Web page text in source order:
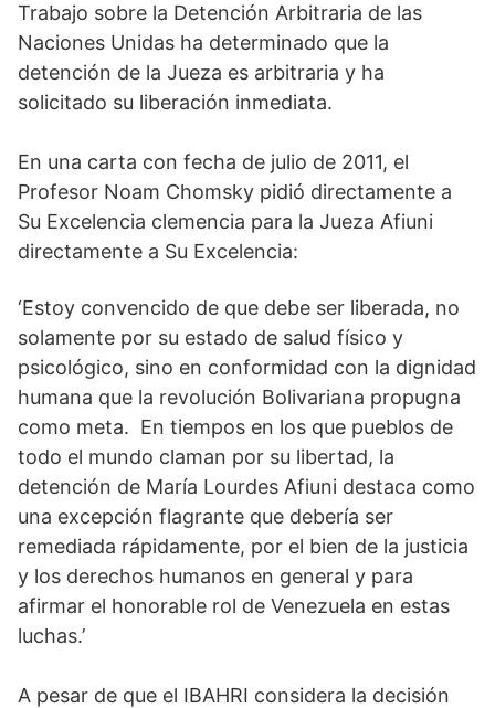
Trabajo sobre la Detención Arbitraria de las
Naciones Unidas ha determinado que la
detención de la Jueza es arbitraria y ha
solicitado su liberación inmediata.
En una carta con fecha de julio de 2011, el
Profesor Noam Chomsky pidió directamente a
Su Excelencia clemencia para la Jueza Afiuni
directamente a Su Excelencia:
‘Estoy convencido de que debe ser liberada, no
solamente por su estado de salud físico y
psicológico, sino en conformidad con la dignidad
humana que la revolución Bolivariana propugna
como meta. En tiempos en los que pueblos de
todo el mundo claman por su libertad, la
detención de María Lourdes Afiuni destaca como
una excepción flagrante que debería ser
remediada rápidamente, por el bien de la justicia
y los derechos humanos en general y para
afirmar el honorable rol de Venezuela en estas
luchas.’
A pesar de que el IBAHRI considera la decisión